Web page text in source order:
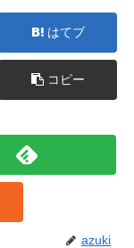
はてブ
コピー
azuki